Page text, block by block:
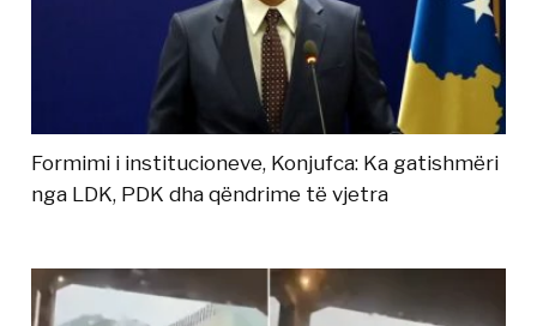
Formimi i institucioneve, Konjufca: Ka gatishmëri
nga LDK, PDK dha qëndrime të vjetra